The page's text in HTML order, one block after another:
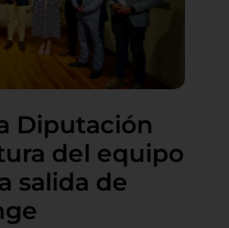
Diputación
del equipo
salida de